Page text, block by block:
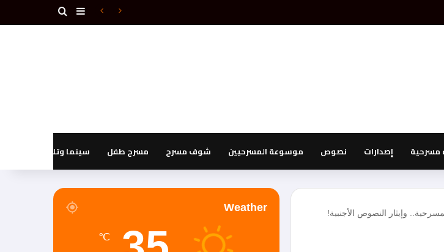
الجمالي.. قراءة في محترف الفنان محمد اسماعيل” إضافة عمود جانبي
مسرحية إصدارات نصوص موسوعة المسرحيين شوف مسرح مسرح طفل سينما وتليفزيون
وإيثار النصوص الأجنبية! Weather
℃